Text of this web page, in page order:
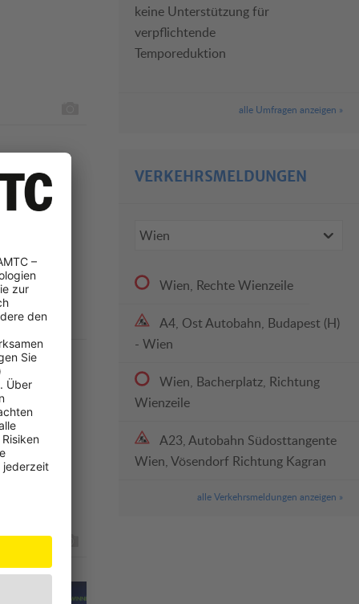
keine Unterstützung für
verpflichtende
Temporeduktion
alle Umfragen anzeigen »
VERKEHRSMELDUNGEN
Wien, Rechte Wienzeile
A4, Ost Autobahn, Budapest (H)
- Wien
Wien, Bacherplatz, Richtung
Wienzeile
A23, Autobahn Südosttangente
Wien, Vösendorf Richtung Kagran
alle Verkehrsmeldungen anzeigen »